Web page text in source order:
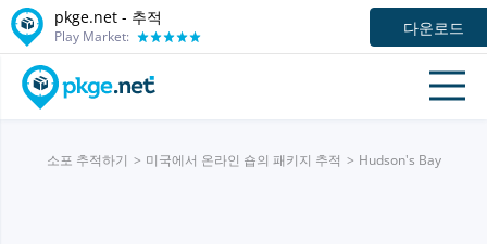
pkge.net - 추적
Play Market: 다운로드
소포 추적하기 미국에서 온라인 숍의 패키지 추적 Hudson's Bay